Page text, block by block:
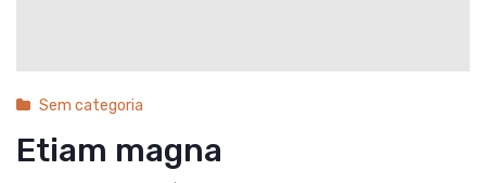
Sem categoria
Etiam magna